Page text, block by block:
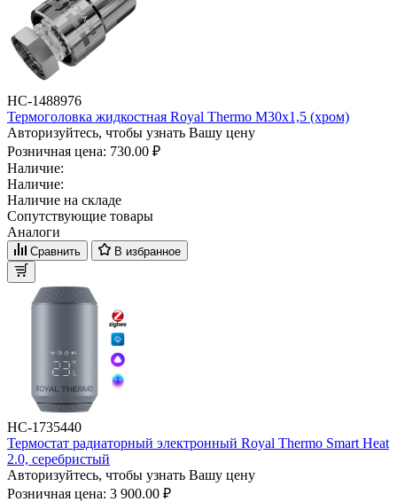
НС-1488976
Термоголовка жидкостная Royal Thermo М30х1,5 (хром)
Авторизуйтесь, чтобы узнать Вашу цену
Розничная цена: 730.00 ₽
Наличие:
Наличие:
Наличие на складе
Сопутствующие товары
Аналоги
Сравнить В избранное
НС-1735440
Термостат радиаторный электронный Royal Thermo Smart Heat
2.0, серебристый
Авторизуйтесь, чтобы узнать Вашу цену
Розничная цена: 3 900.00 ₽